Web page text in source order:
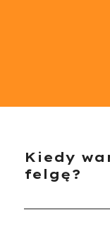
Kiedy
felgę?